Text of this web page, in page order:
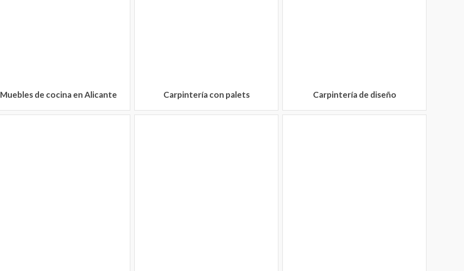
Muebles de cocina en Alicante Carpintería con palets Carpintería de diseño